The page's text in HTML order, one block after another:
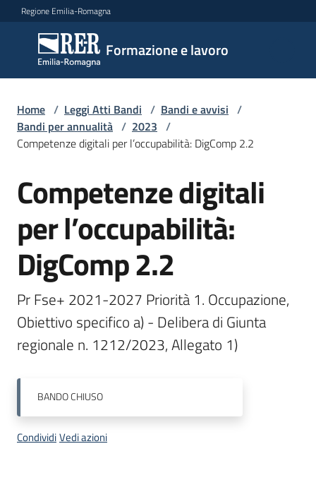
Vai al contenuto
Vai alla navigazione
Vai al footer
Regione Emilia-Romagna
Formazione e lavoro
Formazione
e lavoro
Argomenti
Novità
Servizi
Leggi
Bandi
Piani
Programmi
Progetti
Home / Leggi Atti Bandi / Bandi e avvisi /
Bandi per annualità / 2023 /
Competenze digitali per l’occupabilità: DigComp 2.2
Salta al contenuto
Competenze digitali
per l’occupabilità:
DigComp 2.2
Pr Fse+ 2021-2027 Priorità 1. Occupazione,
Obiettivo specifico a) - Delibera di Giunta
regionale n. 1212/2023, Allegato 1)
BANDOCHIUSO
CondividiVedi azioni